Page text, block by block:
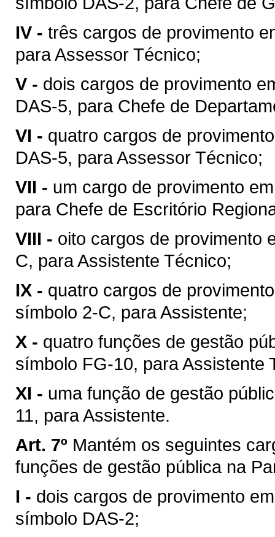
IV - três cargos de provimento
para Assessor Técnico;
V - dois cargos de provimento
DAS-5, para Chefe de
VI - quatro cargos de
DAS-5, para Assessor Técnico;
VII - um cargo de provimento
para Chefe de Escritório
VIII - oito cargos de provimento
C, para Assistente Técnico;
IX - quatro cargos de
símbolo 2-C, para Assistente;
X - quatro funções de gestão
símbolo FG-10, para Assistente
XI - uma função de gestão
11, para Assistente.
Art. 7º Mantém os seguintes
funções de gestão pública na
I - dois cargos de provimento
símbolo DAS-2;